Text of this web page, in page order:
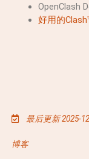
OpenClash
好用的
最后更新 2025-
博客